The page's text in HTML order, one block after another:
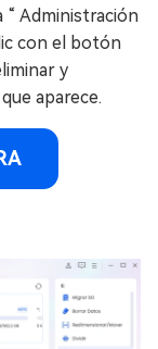
“ Administración
con el botón
y
aparece.